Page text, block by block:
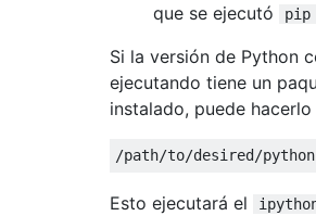
que se ejecutó
Si la versión de Python
ejecutando tiene un
instalado, puede hacerlo
/path/to/desired/
Esto ejecutará el